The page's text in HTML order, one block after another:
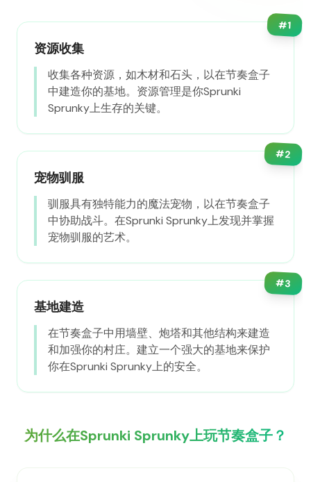
#1
资源收集
收集各种资源，如木材和石头，以在节奏盒子
中建造你的基地。资源管理是你Sprunki
Sprunky上生存的关键。
#2
宠物驯服
驯服具有独特能力的魔法宠物，以在节奏盒子
中协助战斗。在Sprunki Sprunky上发现并掌握
宠物驯服的艺术。
#3
基地建造
在节奏盒子中用墙壁、炮塔和其他结构来建造
和加强你的村庄。建立一个强大的基地来保护
你在Sprunki Sprunky上的安全。
为什么在Sprunki Sprunky上玩节奏盒子？